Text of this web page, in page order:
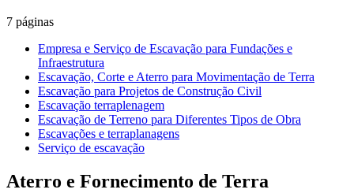
7 páginas
Empresa e Serviço de Escavação para Fundações e
Infraestrutura
Escavação, Corte e Aterro para Movimentação de Terra
Escavação para Projetos de Construção Civil
Escavação terraplenagem
Escavação de Terreno para Diferentes Tipos de Obra
Escavações e terraplanagens
Serviço de escavação
Aterro e Fornecimento de Terra